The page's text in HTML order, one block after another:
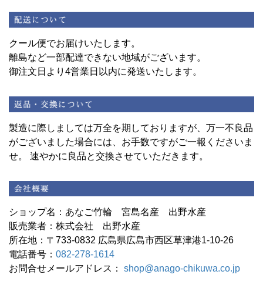
クール便でお届けいたします。
離島など一部配達できない地域がございます。
御注文日より4営業日以内に発送いたします。
製造に際しましては万全を期しておりますが、万一不良品
がございました場合には、お手数ですがご一報くださいま
せ。 速やかに良品と交換させていただきます。
ショップ名：あなご竹輪 宮島名産 出野水産
販売業者：株式会社 出野水産
所在地：〒733-0832 広島県広島市西区草津港1-10-26
電話番号： 082-278-1614
お問合せメールアドレス： shop@anago-chikuwa.co.jp